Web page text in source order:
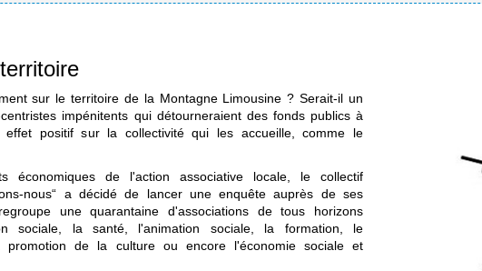
sur le territoire de la Montagne Limousine ? Serait-il un
impénitents qui détourneraient des fonds publics à
positif sur la collectivité qui les accueille, comme le
économiques de l'action associative locale, le collectif
nous“ a décidé de lancer une enquête auprès de ses
une quarantaine d'associations de tous horizons
sociale, la santé, l'animation sociale, la formation, le
promotion de la culture ou encore l'économie sociale et